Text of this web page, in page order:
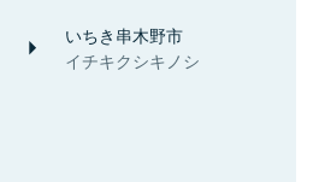
いちき串木野市
イチキクシキノシ